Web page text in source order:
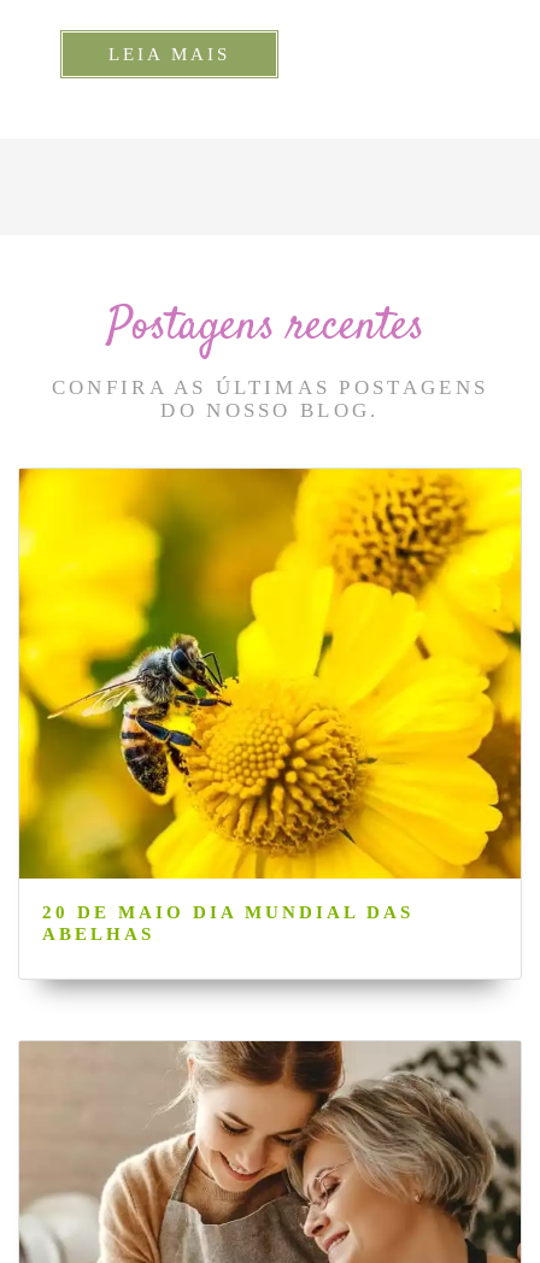
LEIA MAIS
Postagens recentes
CONFIRA AS ÚLTIMAS POSTAGENS
DO NOSSO BLOG.
20 DE MAIO DIA MUNDIAL DAS
ABELHAS